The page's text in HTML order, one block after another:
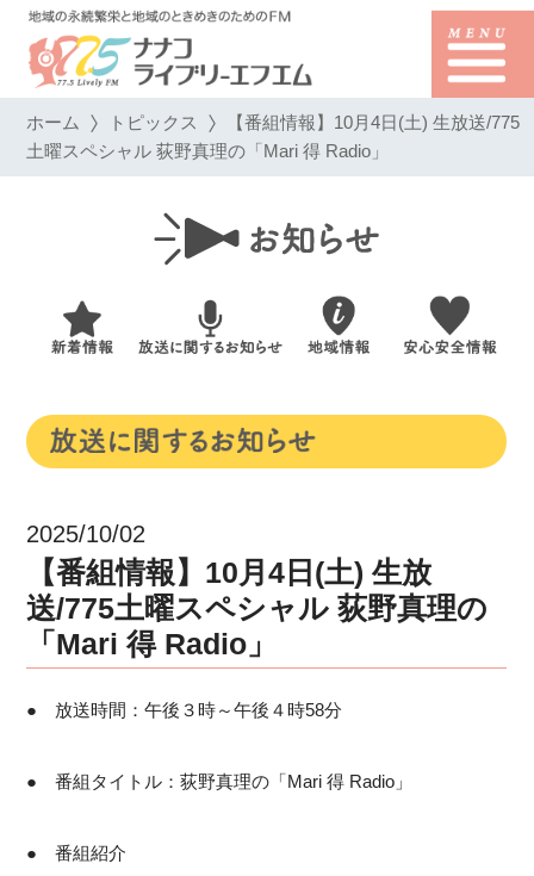
ホーム トピックス 【番組情報】10月4日(土) 生放送/775
土曜スペシャル 荻野真理の「Mari 得 Radio」
2025/10/02
【番組情報】10月4日(土) 生放
送/775土曜スペシャル 荻野真理の
「Mari 得 Radio」
● 放送時間：午後３時～午後４時58分
● 番組タイトル：荻野真理の「Mari 得 Radio」
● 番組紹介